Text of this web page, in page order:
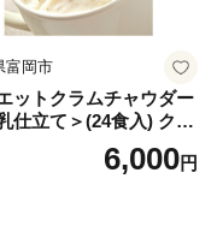
富岡市
ットクラムチャウダー
仕立て＞(24食入) クラ
ウダー 豆乳 ダイエッ
ープ プロテイン たんぱ
6,000円